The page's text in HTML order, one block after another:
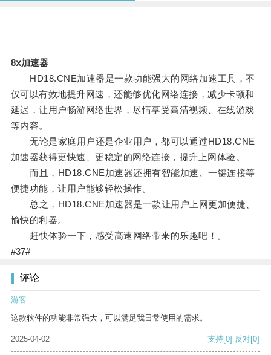
8ⅹ加速器
HD18.CNE加速器是一款功能强大的网络加速工具，不
仅可以有效地提升网速，还能够优化网络连接，减少卡顿和
延迟，让用户畅游网络世界，尽情享受高清视频、在线游戏
等内容。
无论是家庭用户还是企业用户，都可以通过HD18.CNE
加速器获得更快速、更稳定的网络连接，提升上网体验。
而且，HD18.CNE加速器还拥有智能加速、一键连接等
便捷功能，让用户能够轻松操作。
总之，HD18.CNE加速器是一款让用户上网更加便捷、
愉快的利器。
赶快体验一下，感受高速网络带来的乐趣吧！。
#37#
评论
游客
这款软件的功能非常强大，可以满足我日常使用的需求。
2025-04-02 支持[0] 反对[0]